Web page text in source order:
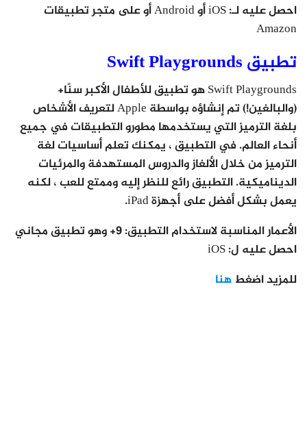
احصل عليه لـ: iOS أو Android أو على متجر تطبيقات
Amazon
تطبيق Swift Playgrounds
Swift Playgrounds هو تطبيق للأطفال الأكبر سنًا+
(والبالغين!) تم إنشاؤه بواسطة Apple لتعريف الأشخاص
بلغة الترميز التي يستخدمها مطورو التطبيقات في جميع
أنحاء العالم. في التطبيق ، يمكنك تعلم أساسيات لغة
الترميز من خلال الألغاز والدروس المستهدفة والمرئيات
الديناميكية. التطبيق رائع للنظر إليه وممتع للعب ، لكنه
يعمل بشكل أفضل على أجهزة iPad.
الأعمار المناسبة لاستخدام التطبيق: 9+ وهو تطبيق مجاني
احصل عليه ل: iOS
للمزيد اضغط هنا